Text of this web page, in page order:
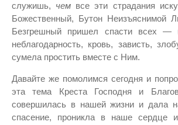
служишь, чем все эти страдания
Божественный, Бутон Неизъяснимой
Безгрешный пришел спасти всех —
неблагодарность, кровь, зависть,
сумела простить вместе с Ним.
Давайте же помолимся сегодня и
эта тема Креста Господня и
совершилась в нашей жизни и дала
спасение, проникла в наше сердце